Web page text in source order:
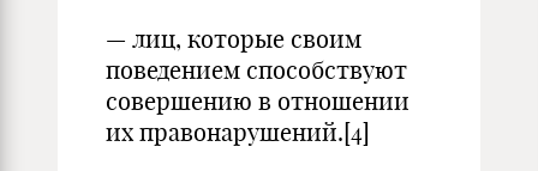
— лиц, которые своим
поведением способствуют
совершению в отношении
их правонарушений.[4]